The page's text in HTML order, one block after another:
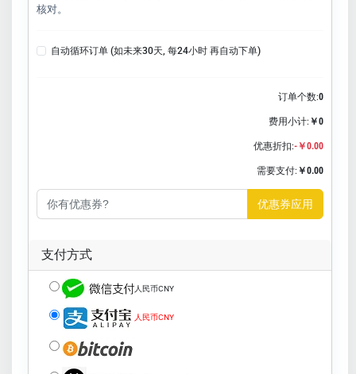
核对。
自动循环订单 (如未来30天, 每24小时 再自动下单)
订单个数:0
费用小计: ￥0
优惠折扣:-￥0.00
需要支付: ￥0.00
优惠券应用
支付方式
人民币CNY
人民币CNY